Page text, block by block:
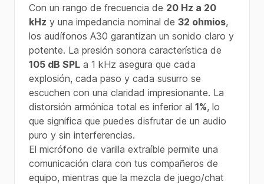
Con un rango de frecuencia de 20 Hz a 20
kHz y una impedancia nominal de 32 ohmios,
los audífonos A30 garantizan un sonido claro y
potente. La presión sonora característica de
105 dB SPL a 1 kHz asegura que cada
explosión, cada paso y cada susurro se
escuchen con una claridad impresionante. La
distorsión armónica total es inferior al 1%, lo
que significa que puedes disfrutar de un audio
puro y sin interferencias.
El micrófono de varilla extraíble permite una
comunicación clara con tus compañeros de
equipo, mientras que la mezcla de juego/chat